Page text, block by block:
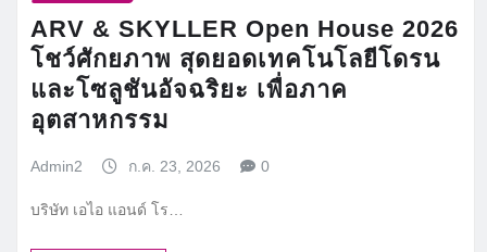
ARV & SKYLLER Open House 2026
โชว์ศักยภาพ สุดยอดเทคโนโลยีโดรน
และโซลูชันอัจฉริยะ เพื่อภาค
อุตสาหกรรม
Admin2 ก.ค. 23, 2026 0
บริษัท เอไอ แอนด์ โร…